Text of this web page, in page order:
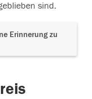
sind.
Erinnerung zu